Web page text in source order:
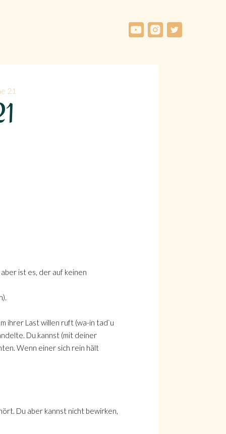
21
ist es, der auf keinen
ihrer Last willen ruft (wa-in tad`u
Du kannst (mit deiner
Wenn einer sich rein hält
Du aber kannst nicht bewirken,